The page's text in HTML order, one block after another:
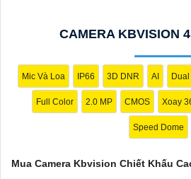
Kbvision mang đến cho bạn hình ảnh
độ tin cậy cao. Đừng để bất kỳ sự cố
giám sát chuyên nghiệp. Hãy đầu tư
yên tâm bảo vệ gia đình và tài sản của
Bạn có thể điều chỉnh và thêm vào nội
nhu cầu cụ thể của bạn. Chúc bạn
CAMERA KBVISION
Mic Và Loa IP66 3D DNR AI
Full Color 2.0 MP CMOS Xoay
Speed Dome
Mua Camera Kbvision Chiết Khấu